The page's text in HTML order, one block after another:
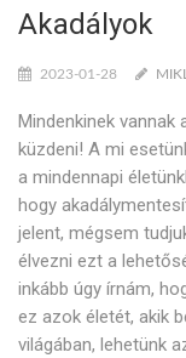
Akadályok
2023-01-28
Mindenkinek vannak
küzdeni! A mi
a mindennapi
hogy
jelent, mégsem
élvezni ezt a
inkább úgy írnám,
ez azok életét, akik
világában, lehetünk